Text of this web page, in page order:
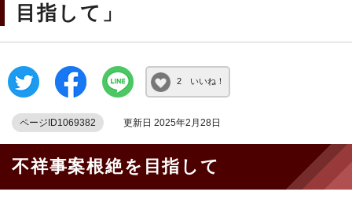
目指して」
2 いいね！
ページID1069382 更新日 2025年2月28日
不祥事案根絶を目指して